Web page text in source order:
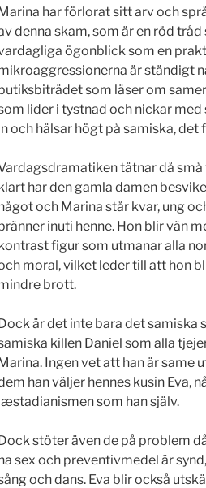
har förlorat sitt arv och
denna skam, som är en röd
ögonblick som en
är ständigt
som läser om
lider i tystnad och nickar
och hälsar högt på samiska, det
tätnar då
har den gamla damen
och Marina står kvar, ung
inuti henne. Hon blir vän
figur som utmanar alla
moral, vilket leder till att hon
brott.
är det inte bara det samiska
killen Daniel som alla
Ingen vet att han är same
han väljer hennes kusin Eva,
som han själv.
stöter även de på problem
sex och preventivmedel är
och dans. Eva blir också